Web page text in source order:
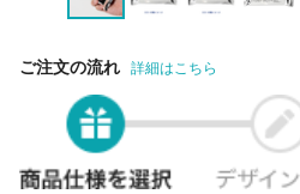
ご注文の流れ 詳細はこちら